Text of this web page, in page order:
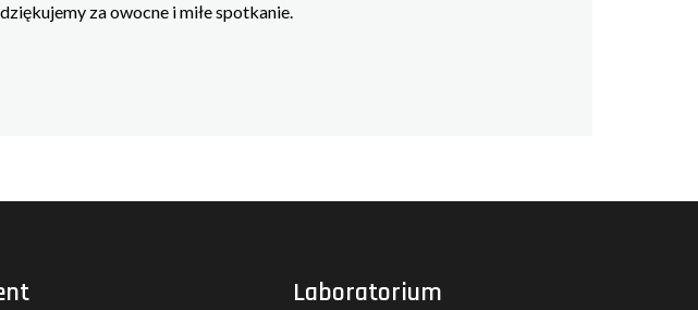
za owocne i miłe spotkanie.
Laboratorium